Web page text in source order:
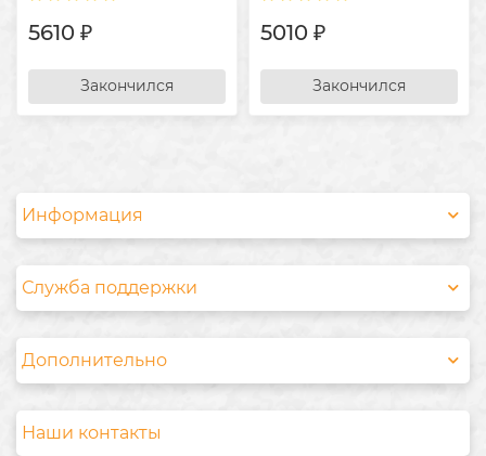
5610 ₽
Закончился
5010 ₽
Закончился
Информация
Служба поддержки
Дополнительно
Наши контакты